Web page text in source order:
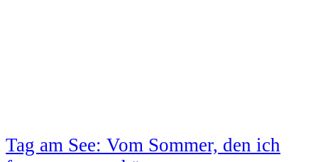
Tag am See: Vom Sommer, den ich